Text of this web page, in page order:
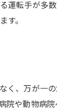
転手が多
す。
く、万が一
院や動物病